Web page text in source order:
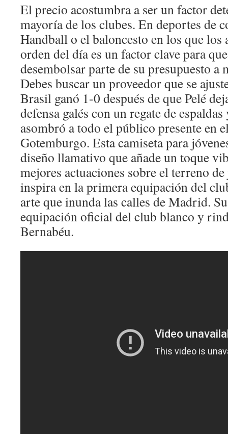
El precio acostumbra a ser un factor
mayoría de los clubes. En deportes de
Handball o el baloncesto en los que los
orden del día es un factor clave para
desembolsar parte de su presupuesto a
Debes buscar un proveedor que se
Brasil ganó 1-0 después de que Pelé
defensa galés con un regate de
asombró a todo el público presente en
Gotemburgo. Esta camiseta para
diseño llamativo que añade un toque
mejores actuaciones sobre el terreno
inspira en la primera equipación del
arte que inunda las calles de Madrid.
equipación oficial del club blanco y
Bernabéu.